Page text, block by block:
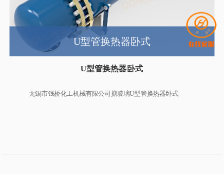
U型管换热器卧式
U型管换热器卧式
无锡市钱桥化工机械有限公司搪玻璃U型管换热器卧式